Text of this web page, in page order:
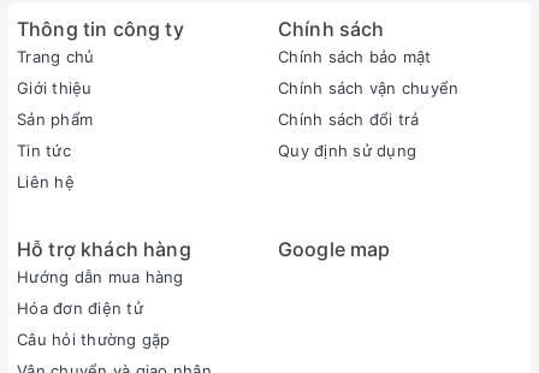
Thông tin công ty
Trang chủ
Giới thiệu
Sản phẩm
Tin tức
Liên hệ
Chính sách
Chính sách bảo mật
Chính sách vận chuyển
Chính sách đổi trả
Quy định sử dụng
Hỗ trợ khách hàng
Hướng dẫn mua hàng
Hóa đơn điện tử
Câu hỏi thường gặp
Google map